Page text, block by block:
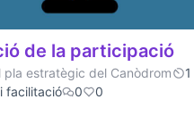
de la participació
pla estratègic del Canòdrom
facilitació
0 0